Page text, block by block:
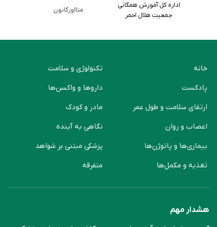
اداره کل آموزش همگانی
جمعیت هلال احمر
متااورگانون
خانه
پادکست
ارتقای سلامت و طول عمر
اعصاب و روان
بیماری‌ها و پاتوژن‌ها
تغذیه و مکمل‌ها
تکنولوژی و سلامت
دارو‌ها و واکسن‌ها
مادر و کودک
نگاهی به آینده
پزشکی مبتنی بر شواهد
متفرقه
هشدار مهم